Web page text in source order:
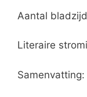
Aantal
Literaire
Samenvatting: